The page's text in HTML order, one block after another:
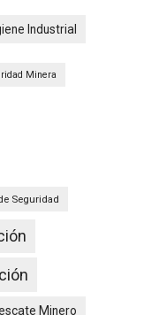
Industrial
Minera
Seguridad
Minero